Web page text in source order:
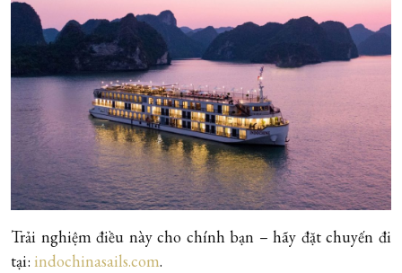
Trải nghiệm điều này cho chính bạn – hãy đặt chuyến đi
tại: indochinasails.com.